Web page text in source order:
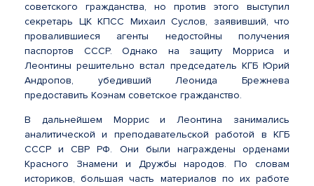
советского гражданства, но против этого выступил
секретарь ЦК КПСС Михаил Суслов, заявивший, что
провалившиеся агенты недостойны получения
паспортов СССР. Однако на защиту Морриса и
Леонтины решительно встал председатель КГБ Юрий
Андропов, убедивший Леонида Брежнева
предоставить Коэнам советское гражданство.
В дальнейшем Моррис и Леонтина занимались
аналитической и преподавательской работой в КГБ
СССР и СВР РФ. Они были награждены орденами
Красного Знамени и Дружбы народов. По словам
историков, большая часть материалов по их работе